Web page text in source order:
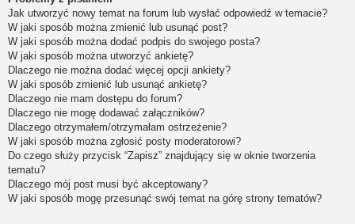
Jak utworzyć nowy temat na forum lub wysłać odpowiedź w temacie?
W jaki sposób można zmienić lub usunąć post?
W jaki sposób można dodać podpis do swojego posta?
W jaki sposób można utworzyć ankietę?
Dlaczego nie można dodać więcej opcji ankiety?
W jaki sposób zmienić lub usunąć ankietę?
Dlaczego nie mam dostępu do forum?
Dlaczego nie mogę dodawać załączników?
Dlaczego otrzymałem/otrzymałam ostrzeżenie?
W jaki sposób można zgłosić posty moderatorowi?
Do czego służy przycisk “Zapisz” znajdujący się w oknie tworzenia
tematu?
Dlaczego mój post musi być akceptowany?
W jaki sposób mogę przesunąć swój temat na górę strony tematów?